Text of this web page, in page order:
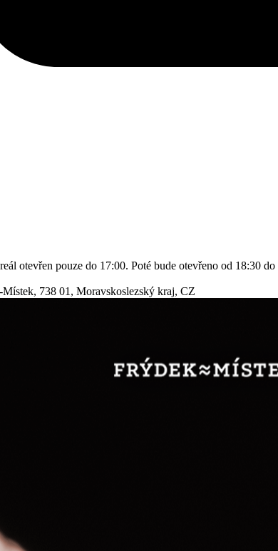
otevřen pouze do 17:00. Poté bude otevřeno od 18:30
Místek, 738 01 , Moravskoslezský kraj, CZ